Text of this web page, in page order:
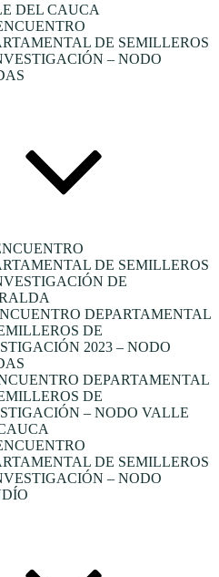
DEL CAUCA
DE SEMILLEROS
– NODO
DE SEMILLEROS
DE
DEPARTAMENTAL
DE
2023 – NODO
DEPARTAMENTAL
DE
– NODO VALLE
DE SEMILLEROS
– NODO